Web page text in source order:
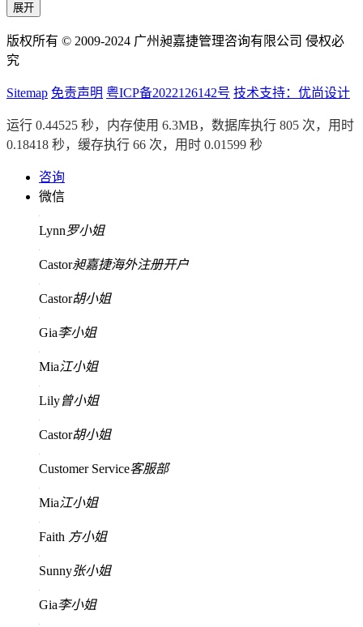
展开
版权所有 © 2009-2024 广州昶嘉捷管理咨询有限公司 侵权必
究
Sitemap 免责声明 粤ICP备2022126142号 技术支持：优尚设计
运行 0.44525 秒，内存使用 6.3MB，数据库执行 805 次，用时
0.18418 秒，缓存执行 66 次，用时 0.01599 秒
咨询
微信
Lynn罗小姐
Castor昶嘉捷海外注册开户
Castor胡小姐
Gia李小姐
Mia江小姐
Lily曾小姐
Castor胡小姐
Customer Service客服部
Mia江小姐
Faith 方小姐
Sunny张小姐
Gia李小姐